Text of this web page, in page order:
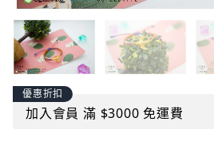
優惠折扣
加入會員 滿 $3000 免運費